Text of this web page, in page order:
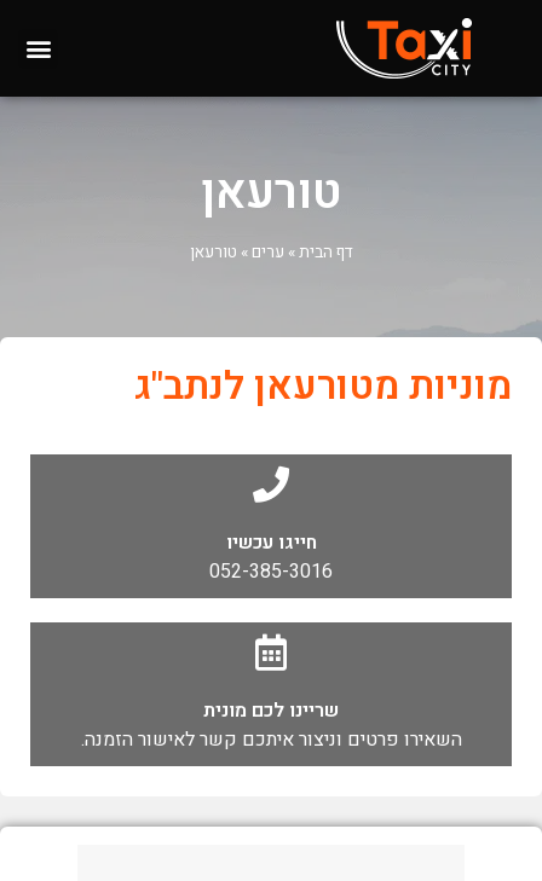
טורעאן
דף הבית» ערים » טורעאן
מוניות מטורעאן לנתב"ג
חייגו עכשיו
052-385-3016
שריינו לכם מונית
השאירו פרטים וניצור איתכם קשר לאישור הזמנה.